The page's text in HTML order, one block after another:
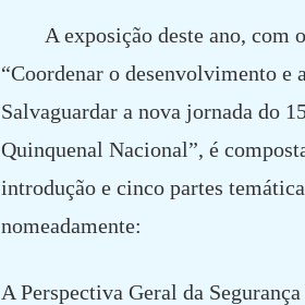
A exposição deste ano, com
“Coordenar o desenvolvimento e
Salvaguardar a nova jornada do
Quinquenal Nacional”, é
introdução e cinco partes
nomeadamente:
A Perspectiva Geral da